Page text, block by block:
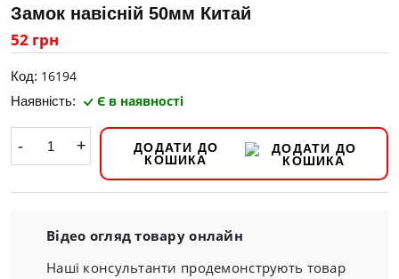
Замок навісній 50мм Китай
52 грн
Код: 16194
Наявність: Є в наявності
- +
ДОДАТИ ДО
КОШИКА
Відео огляд товару онлайн
Наші консультанти продемонструють товар